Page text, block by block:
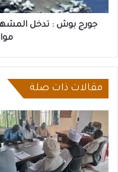
الشرق
الأوسط
جورج بوش : تدخل
مقالات ذات صلة